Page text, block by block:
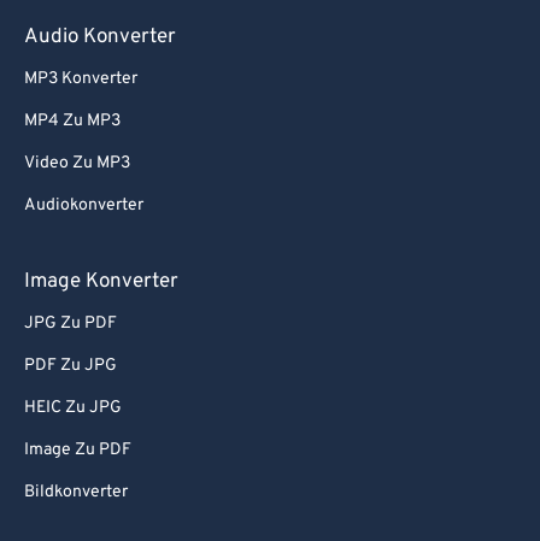
Audio Konverter
MP3 Konverter
MP4 Zu MP3
Video Zu MP3
Audiokonverter
Image Konverter
JPG Zu PDF
PDF Zu JPG
HEIC Zu JPG
Image Zu PDF
Bildkonverter